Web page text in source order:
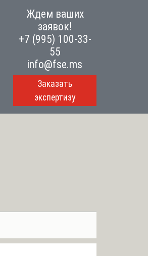
Ждем ваших
заявок!
+7 (995) 100-33-
55
info@fse.ms
Заказать
экспертизу